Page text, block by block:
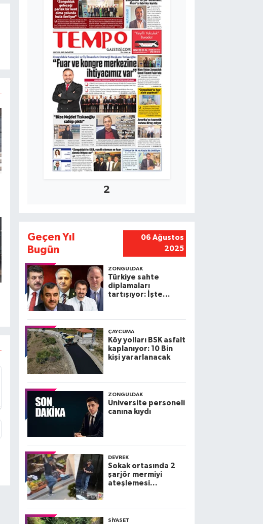
2
Geçen Yıl
Bugün
06 Ağustos
2025
ZONGULDAK
Türkiye sahte
diplamaları
tartışıyor: İşte
diplomaları
ÇAYCUMA
Köy yolları BSK asfalt
kaplanıyor: 10 Bin
kişi yararlanacak
ZONGULDAK
Üniversite personeli
canına kıydı
DEVREK
Sokak ortasında 2
şarjör mermiyi
ateşlemesi
SIYASET